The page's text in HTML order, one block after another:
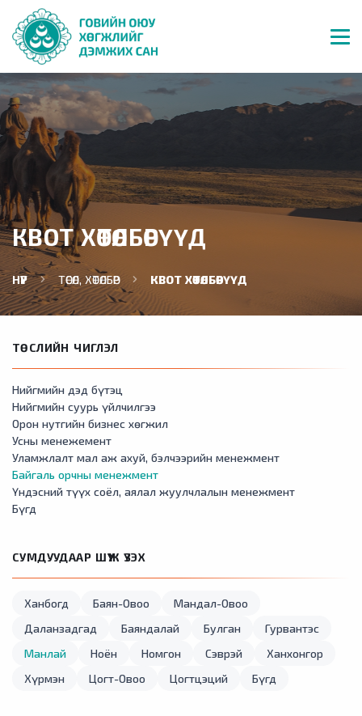
КВОТ ХӨТӨЛБӨРҮҮД
НҮҮР ТӨСӨЛ, ХӨТӨЛБӨР КВОТ ХӨТӨЛБӨРҮҮД
ТӨСЛИЙН ЧИГЛЭЛ
Нийгмийн дэд бүтэц
Нийгмийн суурь үйлчилгээ
Орон нутгийн бизнес хөгжил
Усны менежемент
Уламжлалт мал аж ахуй, бэлчээрийн менежмент
Байгаль орчны менежмент
Үндэсний түүх соёл, аялал жуулчлалын менежмент
Бүгд
СУМДУУДААР ШҮҮЖ ҮЗЭХ
Ханбогд Баян-Овоо
Мандал-Овоо
Даланзадгад
Баяндалай Булган
Гурвантэс
Манлай
Ноён Номгон Сэврэй
Ханхонгор
Хүрмэн
Цогт-Овоо Цогтцэций Бүгд